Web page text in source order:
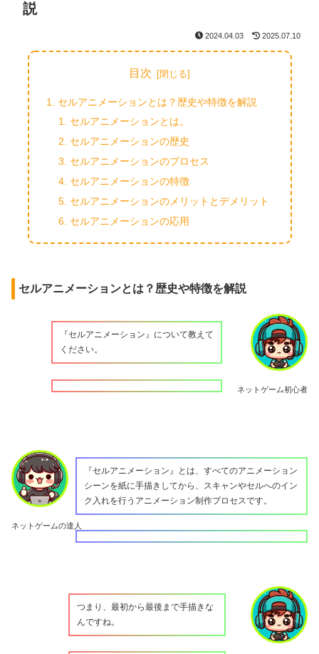
説
2024.04.03 2025.07.10
目次
セルアニメーションとは？歴史や特徴を解説
セルアニメーションとは。
セルアニメーションの歴史
セルアニメーションのプロセス
セルアニメーションの特徴
セルアニメーションのメリットとデメリット
セルアニメーションの応用
セルアニメーションとは？歴史や特徴を解説
ネットゲーム初心者
『セルアニメーション』について教えて
ください。
ネットゲームの達人
『セルアニメーション』とは、すべてのアニメーション
シーンを紙に手描きしてから、スキャンやセルへのイン
ク入れを行うアニメーション制作プロセスです。
つまり、最初から最後まで手描きな
んですね。